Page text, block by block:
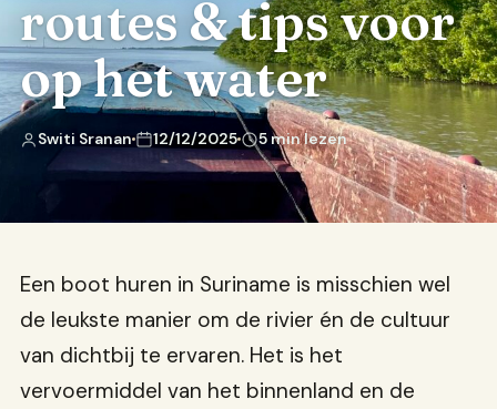
routes & tips voor
op het water
Switi Sranan 12/12/2025 5 min lezen
Een boot huren in Suriname is misschien wel
de leukste manier om de rivier én de cultuur
van dichtbij te ervaren. Het is het
vervoermiddel van het binnenland en de